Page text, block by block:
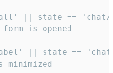
|| state ==
is opened
|| state ==
minimized